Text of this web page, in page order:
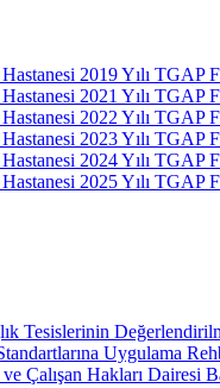
2019 Yılı TGAP
2021 Yılı TGAP
2022 Yılı TGAP
2023 Yılı TGAP
2024 Yılı TGAP
2025 Yılı TGAP
Tesislerinin
Uygulama
Çalışan Hakları Dairesi